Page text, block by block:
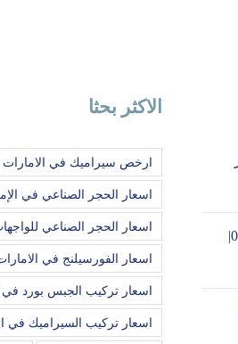
تركيب حجر صناعي في ام القيوين |0544026642|
الاكثر بحثا
ارخص سيراميك في الامارات
اسعار الحجر الصناعي في
اسعار الحجر الصناعي
اسعار الفورسيلنج في
اسعار تركيب الجبس بورد في
اسعار تركيب السيراميك في